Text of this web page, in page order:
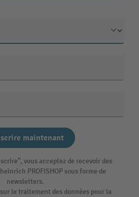
maintenant
vous acceptez de recevoir des
PROFISHOP sous forme de
newsletters.
le traitement des données pour la